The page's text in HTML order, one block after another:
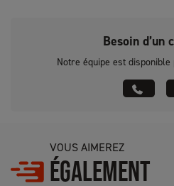
Besoin d’un
Notre équipe est
VOUS AIMEREZ
ÉGALEMENT